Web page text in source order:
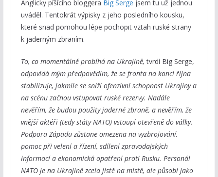
Anglicky píšícího bloggera Big Serge jsem tu už jednou
uváděl. Tentokrát výpisky z jeho posledního kousku,
které snad pomohou lépe pochopit vztah ruské strany
k jaderným zbraním.
To, co momentálně probíhá na Ukrajině,tvrdí Big Serge,
odpovídá mým předpovědím, že se fronta na konci října
stabilizuje, jakmile se sníží ofenzivní schopnost Ukrajiny a
na scénu začnou vstupovat ruské rezervy. Nadále
nevěřím, že budou použity jaderné zbraně, a nevěřím, že
vnější aktéři (tedy státy NATO) vstoupí otevřeně do války.
Podpora Západu zůstane omezena na vyzbrojování,
pomoc při velení a řízení, sdílení zpravodajských
informací a ekonomická opatření proti Rusku. Personál
NATO je na Ukrajině zcela jistě na místě, ale působí jako